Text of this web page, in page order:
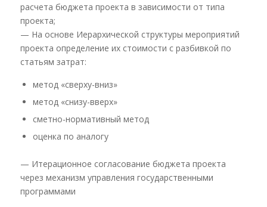
расчета бюджета проекта в зависимости от типа
проекта;
— На основе Иерархической структуры мероприятий
проекта определение их стоимости с разбивкой по
статьям затрат:
метод «сверху-вниз»
метод «снизу-вверх»
сметно-нормативный метод
оценка по аналогу
— Итерационное согласование бюджета проекта
через механизм управления государственными
программами